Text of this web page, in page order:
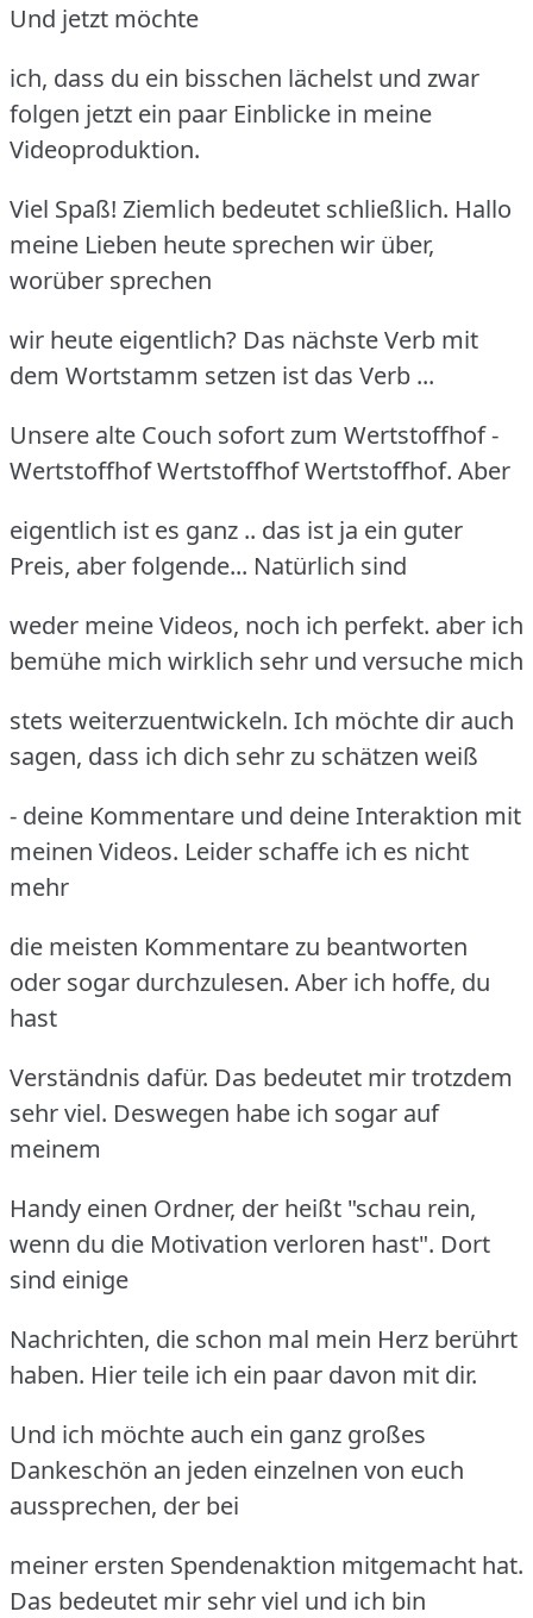
Und jetzt möchte
ich, dass du ein bisschen lächelst und zwar
folgen jetzt ein paar Einblicke in meine
Videoproduktion.
Viel Spaß! Ziemlich bedeutet schließlich. Hallo
meine Lieben heute sprechen wir über,
worüber sprechen
wir heute eigentlich? Das nächste Verb mit
dem Wortstamm setzen ist das Verb ...
Unsere alte Couch sofort zum Wertstoffhof -
Wertstoffhof Wertstoffhof Wertstoffhof. Aber
eigentlich ist es ganz .. das ist ja ein guter
Preis, aber folgende... Natürlich sind
weder meine Videos, noch ich perfekt. aber ich
bemühe mich wirklich sehr und versuche mich
stets weiterzuentwickeln. Ich möchte dir auch
sagen, dass ich dich sehr zu schätzen weiß
- deine Kommentare und deine Interaktion mit
meinen Videos. Leider schaffe ich es nicht
mehr
die meisten Kommentare zu beantworten
oder sogar durchzulesen. Aber ich hoffe, du
hast
Verständnis dafür. Das bedeutet mir trotzdem
sehr viel. Deswegen habe ich sogar auf
meinem
Handy einen Ordner, der heißt "schau rein,
wenn du die Motivation verloren hast". Dort
sind einige
Nachrichten, die schon mal mein Herz berührt
haben. Hier teile ich ein paar davon mit dir.
Und ich möchte auch ein ganz großes
Dankeschön an jeden einzelnen von euch
aussprechen, der bei
meiner ersten Spendenaktion mitgemacht hat.
Das bedeutet mir sehr viel und ich bin